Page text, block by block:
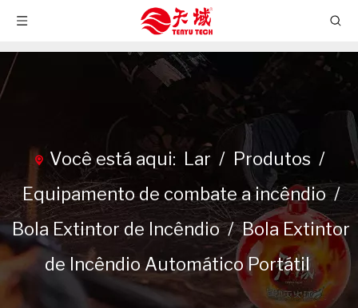
Você está aqui: Lar / Produtos /
Equipamento de combate a incêndio /
Bola Extintor de Incêndio /Bola Extintor
de Incêndio Automático Portátil